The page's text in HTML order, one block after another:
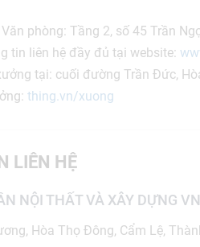
phòng: Tầng 2, số 45 Trần
tin liên hệ đầy đủ tại website:
tại: cuối đường Trần Đức,
thing.vn/xuong
LIÊN HỆ
NỘI THẤT VÀ XÂY DỰNG
Hòa Thọ Đông, Cẩm Lệ,